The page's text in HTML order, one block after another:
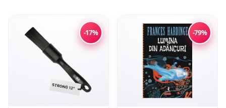
-17% -79%